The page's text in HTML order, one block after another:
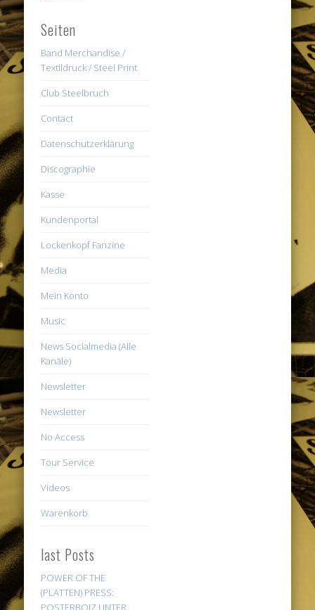
Seiten
Band Merchandise /
Textildruck / Steel Print
Club Steelbruch
Contact
Datenschutzerklärung
Discographie
Kasse
Kundenportal
Lockenkopf Fanzine
Media
Mein Konto
Music
News Socialmedia (Alle
Kanäle)
Newsletter
Newsletter
No Access
Tour Service
Videos
Warenkorb
last Posts
POWER OF THE
(PLATTEN) PRESS:
POSTERBOIZ UNTER